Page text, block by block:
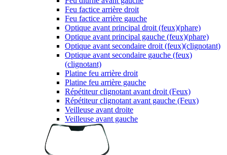
Feu factice arrière droit
Feu factice arrière gauche
Optique avant principal droit (feux)(phare)
Optique avant principal gauche (feux)(phare)
Optique avant secondaire droit (feux)(clignotant)
Optique avant secondaire gauche (feux)
(clignotant)
Platine feu arrière droit
Platine feu arrière gauche
Répétiteur clignotant avant droit (Feux)
Répétiteur clignotant avant gauche (Feux)
Veilleuse avant droite
Veilleuse avant gauche